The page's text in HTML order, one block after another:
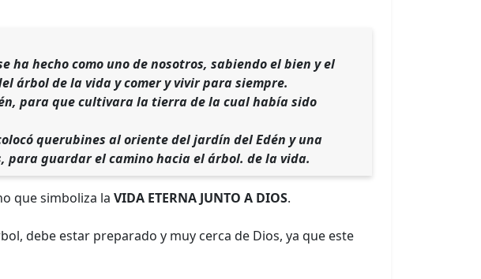
ha hecho como uno de nosotros, sabiendo el bien y el
árbol de la vida y comer y vivir para siempre.
para que cultivara la tierra de la cual había sido
querubines al oriente del jardín del Edén y una
para guardar el camino hacia el árbol. de la vida.
que simboliza la VIDA ETERNA JUNTO A DIOS.
debe estar preparado y muy cerca de Dios, ya que este